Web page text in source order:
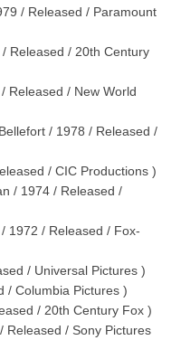
/ Released / Paramount
Released / 20th Century
Released / New World
/ 1978 / Released /
/ CIC Productions )
/ 1974 / Released /
1972 / Released / Fox-
/ Universal Pictures )
/ Columbia Pictures )
/ 20th Century Fox )
Released / Sony Pictures